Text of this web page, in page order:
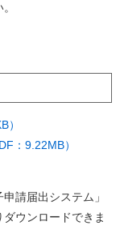
）
：9.22MB）
請届出システム」
ウンロードできま